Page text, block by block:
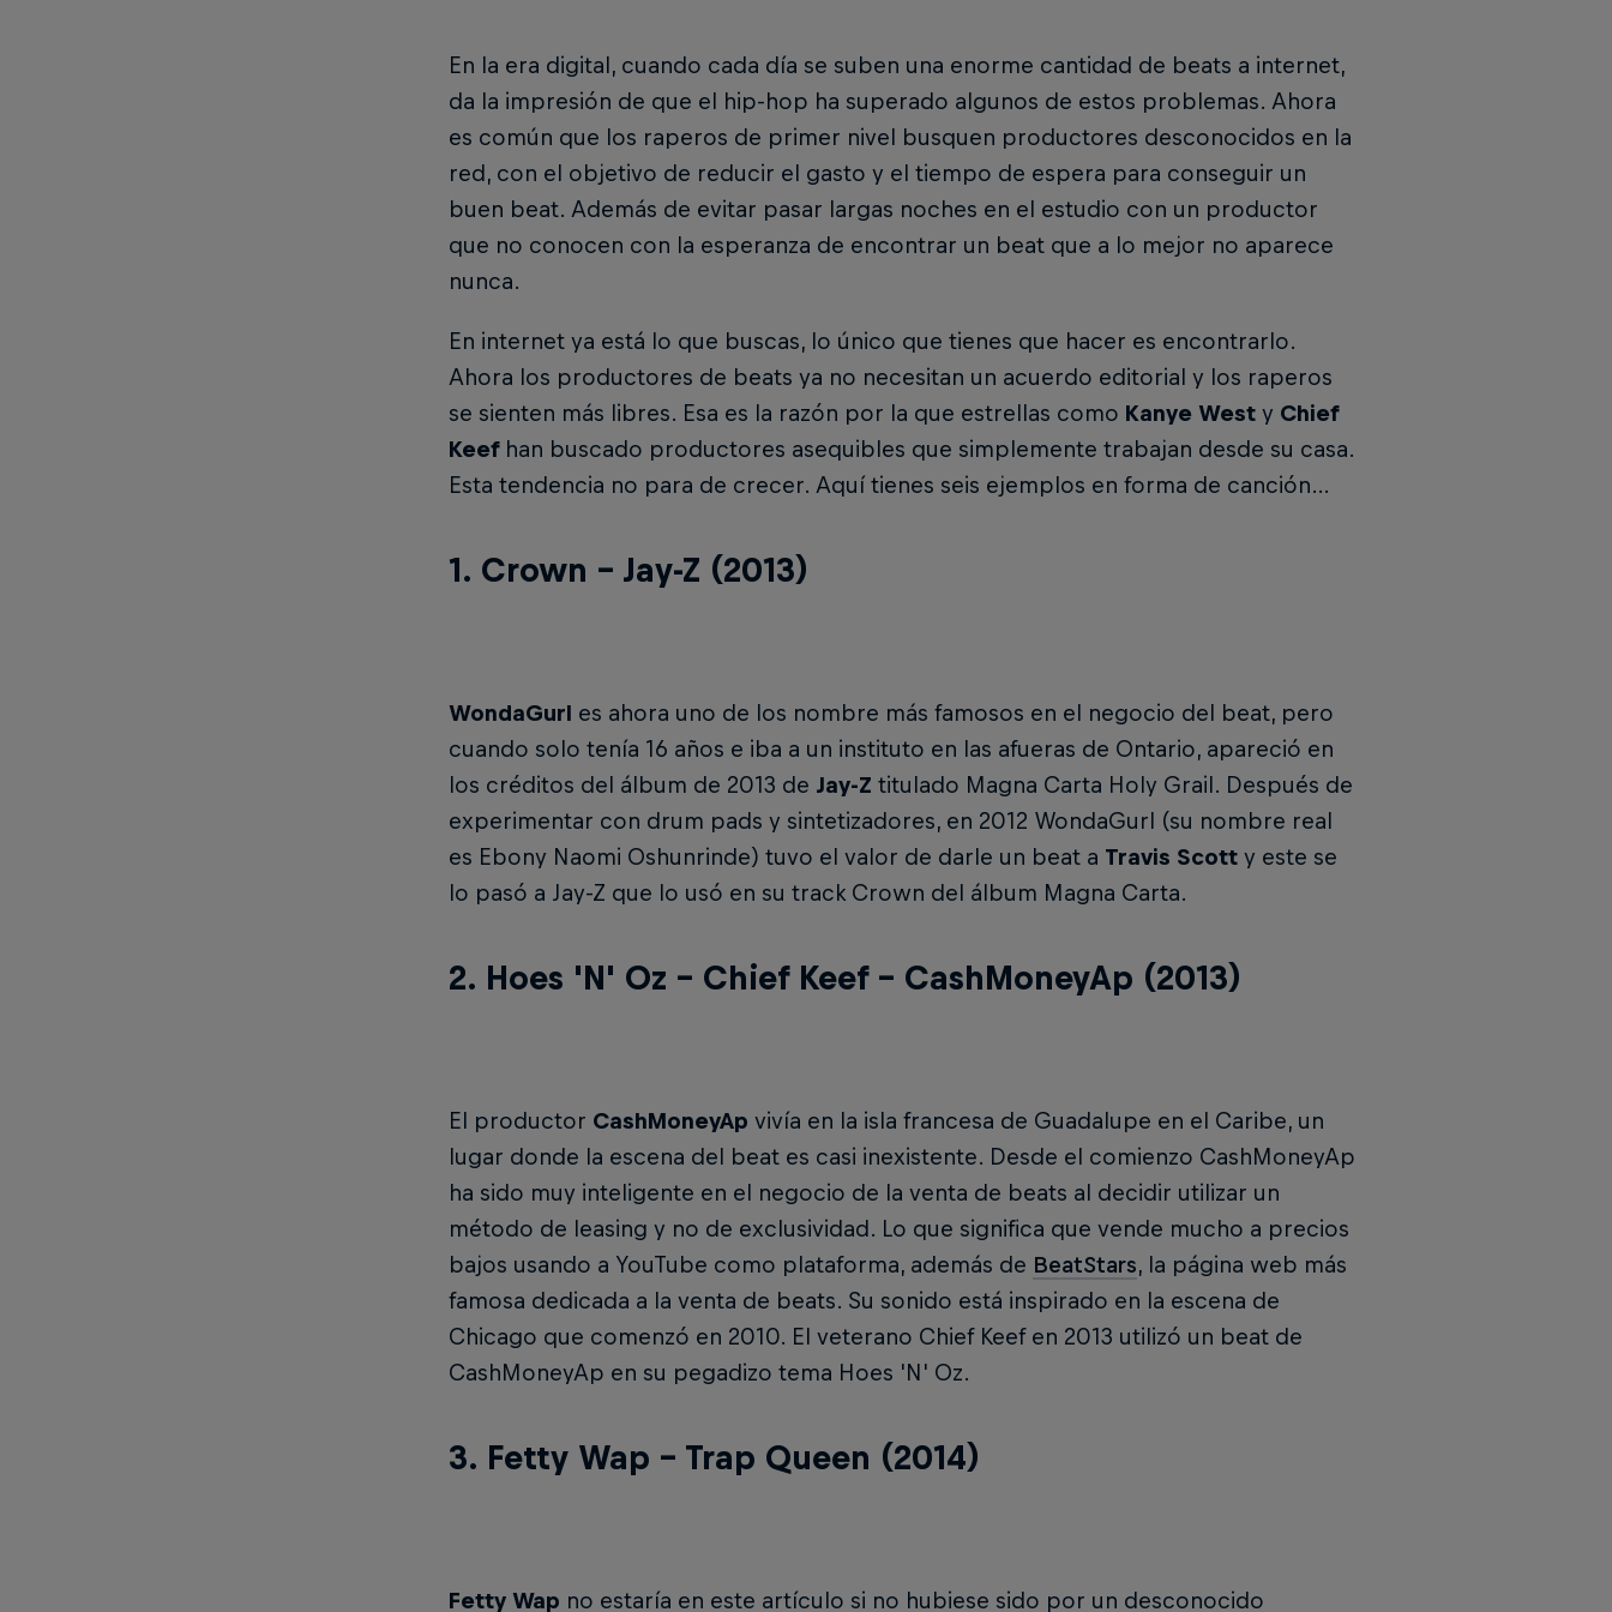
En la era digital, cuando cada día se suben una enorme cantidad de beats a internet,
da la impresión de que el hip-hop ha superado algunos de estos problemas. Ahora
es común que los raperos de primer nivel busquen productores desconocidos en la
red, con el objetivo de reducir el gasto y el tiempo de espera para conseguir un
buen beat. Además de evitar pasar largas noches en el estudio con un productor
que no conocen con la esperanza de encontrar un beat que a lo mejor no aparece
nunca.
En internet ya está lo que buscas, lo único que tienes que hacer es encontrarlo.
Ahora los productores de beats ya no necesitan un acuerdo editorial y los raperos
se sienten más libres. Esa es la razón por la que estrellas como Kanye Westy Chief
Keef han buscado productores asequibles que simplemente trabajan desde su casa.
Esta tendencia no para de crecer. Aquí tienes seis ejemplos en forma de canción…
1. Crown – Jay-Z (2013)
WondaGurl es ahora uno de los nombre más famosos en el negocio del beat, pero
cuando solo tenía 16 años e iba a un instituto en las afueras de Ontario, apareció en
los créditos del álbum de 2013 de Jay-Z titulado Magna Carta Holy Grail. Después de
experimentar con drum pads y sintetizadores, en 2012 WondaGurl (su nombre real
es Ebony Naomi Oshunrinde) tuvo el valor de darle un beat a Travis Scotty este se
lo pasó a Jay-Z que lo usó en su track Crown del álbum Magna Carta.
2. Hoes 'N' Oz – Chief Keef – CashMoneyAp (2013)
El productor CashMoneyAp vivía en la isla francesa de Guadalupe en el Caribe, un
lugar donde la escena del beat es casi inexistente. Desde el comienzo CashMoneyAp
ha sido muy inteligente en el negocio de la venta de beats al decidir utilizar un
método de leasing y no de exclusividad. Lo que significa que vende mucho a precios
bajos usando a YouTube como plataforma, además de BeatStars, la página web más
famosa dedicada a la venta de beats. Su sonido está inspirado en la escena de
Chicago que comenzó en 2010. El veterano Chief Keef en 2013 utilizó un beat de
CashMoneyAp en su pegadizo tema Hoes 'N' Oz.
3. Fetty Wap – Trap Queen (2014)
Fetty Wap no estaría en este artículo si no hubiese sido por un desconocido